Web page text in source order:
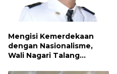
Mengisi Kemerdekaan
dengan Nasionalisme,
Wali Nagari Talang